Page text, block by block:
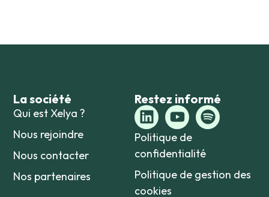
La société
Qui est Xelya ?
Nous rejoindre
Nous contacter
Nos partenaires
Restez informé
Politique de
confidentialité
Politique de gestion des
cookies